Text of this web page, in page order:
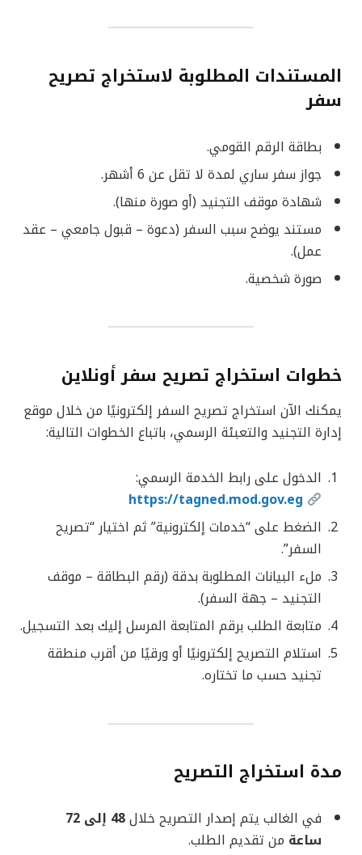
المستندات المطلوبة لاستخراج تصريح
سفر
بطاقة الرقم القومي.
جواز سفر ساري لمدة لا تقل عن 6 أشهر.
شهادة موقف التجنيد (أو صورة منها).
مستند يوضح سبب السفر (دعوة – قبول جامعي – عقد
عمل).
صورة شخصية.
خطوات استخراج تصريح سفر أونلاين
يمكنك الآن استخراج تصريح السفر إلكترونيًا من خلال موقع
إدارة التجنيد والتعبئة الرسمي، باتباع الخطوات التالية:
الدخول على رابط الخدمة الرسمي:
https://tagned.mod.gov.eg
الضغط على “خدمات إلكترونية” ثم اختيار “تصريح
السفر”.
ملء البيانات المطلوبة بدقة (رقم البطاقة – موقف
التجنيد – جهة السفر).
متابعة الطلب برقم المتابعة المرسل إليك بعد التسجيل.
استلام التصريح إلكترونيًا أو ورقيًا من أقرب منطقة
تجنيد حسب ما تختاره.
مدة استخراج التصريح
في الغالب يتم إصدار التصريح خلال
48 إلى 72
ساعة من تقديم الطلب.